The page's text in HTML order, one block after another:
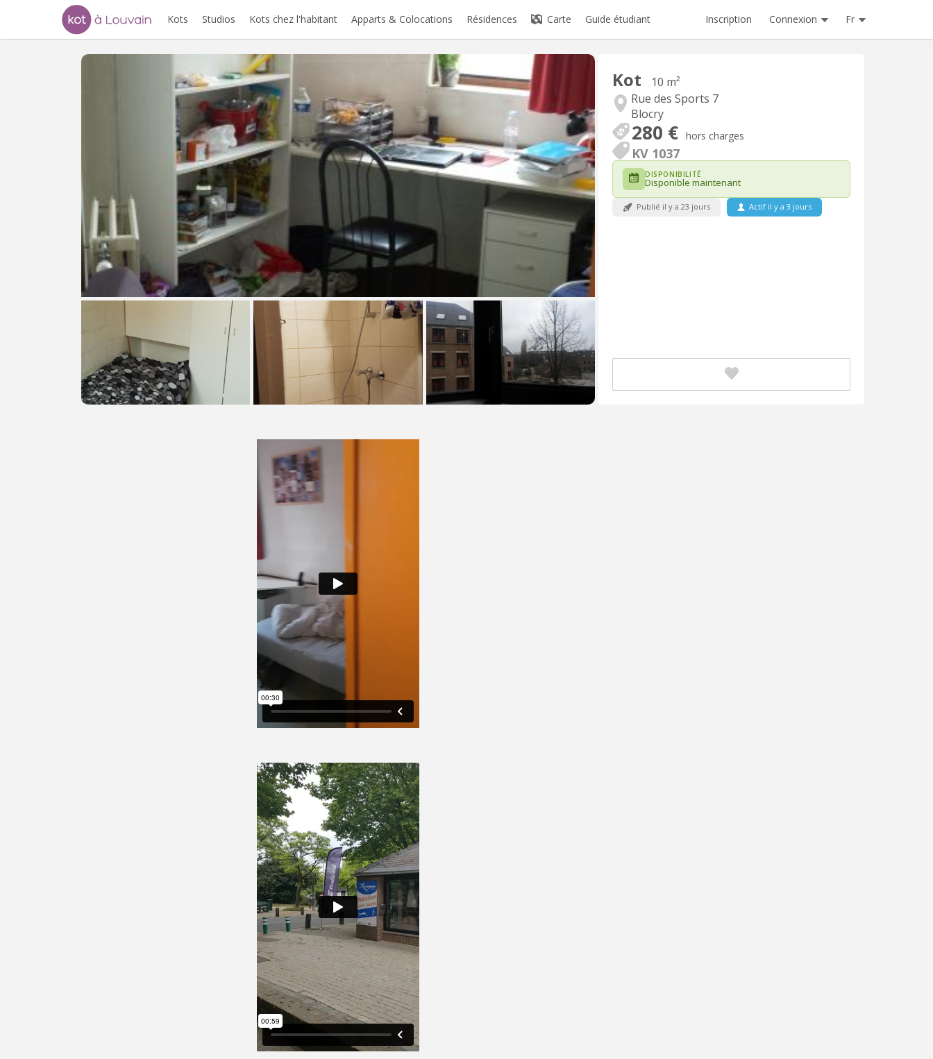
Kots Studios Kots chez l'habitant Apparts & Colocations Résidences Carte Guide étudiant Inscription Connexion Fr
Kot
10 m²
Rue des Sports 7
Blocry
280 € hors charges
KV 1037
DISPONIBILITÉ
Disponible maintenant
Publié il y a 23 jours Actif il y a 3 jours